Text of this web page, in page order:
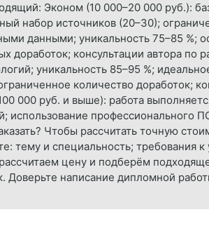
Эконом (10 000–20 000 руб.):
набор источников (20–30);
данными; уникальность 75–85 %;
доработок; консультации автора
уникальность 85–95 %;
количество доработок;
000 руб. и выше): работа
использование профессионального
Чтобы рассчитать точную
тему и специальность;
цену и подберём
Доверьте написание дипломной